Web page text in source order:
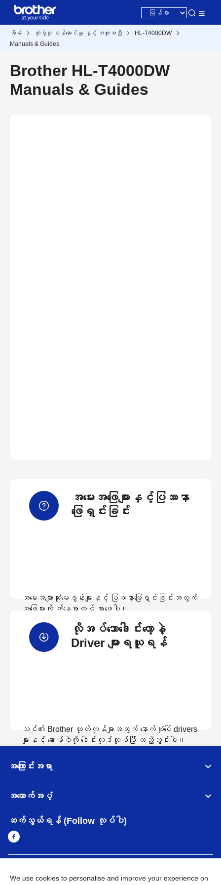
အိမ် သုံးစွဲသူ ဝန်ဆောင်မှု နှင့် အကူအညီ
HL-T4000DW
Manuals & Guides
Brother HL-T4000DW
Manuals & Guides
အမေးအဖြေများနှင့်ပြဿနာ
ဖြေရှင်းခြင်း
အမေးအများဆုံးမေးခွန်းများနှင့် ပြဿနာဖြေရှင်းခြင်းအတွက်
အဖြေများကို ဤနေရာတွင် ရှာဖွေပါ။
အမေးအဖြေများကြည့်ရှုရန်
လိုအပ်သောဒေါင်းလော့နဲ့
Driver များရယူရန်
သင်၏ Brother ထုတ်ကုန်များအတွက် နောက်ဆုံးပေါ် drivers
များနှင့် ဆော့ဖ်ဝဲကို ဒေါင်းလုဒ်လုပ်ပြီး ထည့်သွင်းပါ။
အကြောင်းအရာ
အထောက်အပံ့
ဆက်သွယ်ရန် (Follow လုပ်ပါ)
We use cookies to personalise and improve your experience on